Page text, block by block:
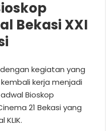
Bekasi XXI
kegiatan yang
kerja menjadi
Bioskop
21 Bekasi yang